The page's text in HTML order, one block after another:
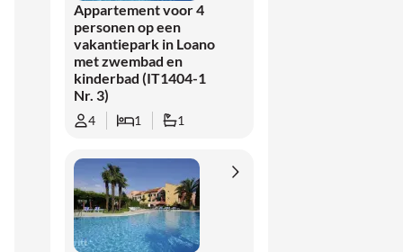
Appartement voor 4
personen op een
vakantiepark in Loano
met zwembad en
kinderbad (IT1404-1
Nr. 3)
4 1 1